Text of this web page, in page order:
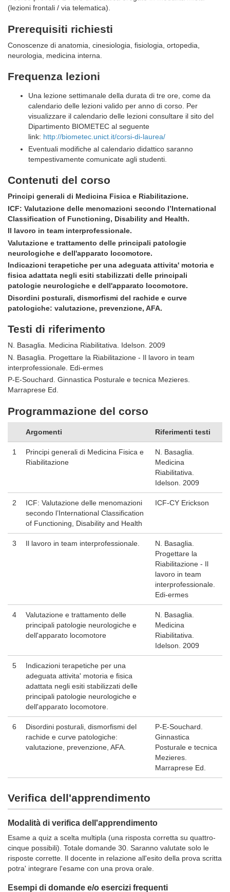
(lezioni frontali / via telematica).
Prerequisiti richiesti
Conoscenze di anatomia, cinesiologia, fisiologia, ortopedia,
neurologia, medicina interna.
Frequenza lezioni
Una lezione settimanale della durata di tre ore, come da
calendario delle lezioni valido per anno di corso. Per
visualizzare il calendario delle lezioni consultare il sito del
Dipartimento BIOMETEC al seguente
link: http://biometec.unict.it/corsi-di-laurea/
Eventuali modifiche al calendario didattico saranno
tempestivamente comunicate agli studenti.
Contenuti del corso
Principi generali di Medicina Fisica e Riabilitazione.
ICF: Valutazione delle menomazioni secondo l’International
Classification of Functioning, Disability and Health.
Il lavoro in team interprofessionale.
Valutazione e trattamento delle principali patologie
neurologiche e dell'apparato locomotore.
Indicazioni terapetiche per una adeguata attivita' motoria e
fisica adattata negli esiti stabilizzati delle principali
patologie neurologiche e dell'apparato locomotore.
Disordini posturali, dismorfismi del rachide e curve
patologiche: valutazione, prevenzione, AFA.
Testi di riferimento
N. Basaglia. Medicina Riabilitativa. Idelson. 2009
N. Basaglia. Progettare la Riabilitazione - Il lavoro in team
interprofessionale. Edi-ermes
P-E-Souchard. Ginnastica Posturale e tecnica Mezieres.
Marraprese Ed.
Programmazione del corso
Argomenti Riferimenti testi
1
Principi generali di Medicina Fisica e
Riabilitazione
N. Basaglia.
Medicina
Riabilitativa.
Idelson. 2009
2
ICF: Valutazione delle menomazioni
secondo l’International Classification
of Functioning, Disability and Health
ICF-CY Erickson
3 Il lavoro in team interprofessionale.
N. Basaglia.
Progettare la
Riabilitazione - Il
lavoro in team
interprofessionale.
Edi-ermes
4
Valutazione e trattamento delle
principali patologie neurologiche e
dell'apparato locomotore
N. Basaglia.
Medicina
Riabilitativa.
Idelson. 2009
5
Indicazioni terapetiche per una
adeguata attivita' motoria e fisica
adattata negli esiti stabilizzati delle
principali patologie neurologiche e
dell'apparato locomotore.
6
Disordini posturali, dismorfismi del
rachide e curve patologiche:
valutazione, prevenzione, AFA.
P-E-Souchard.
Ginnastica
Posturale e tecnica
Mezieres.
Marraprese Ed.
Verifica dell'apprendimento
Modalità di verifica dell'apprendimento
Esame a quiz a scelta multipla (una risposta corretta su quattro-
cinque possibili). Totale domande 30. Saranno valutate solo le
risposte corrette. Il docente in relazione all'esito della prova scritta
potra' integrare l'esame con una prova orale.
Esempi di domande e/o esercizi frequenti